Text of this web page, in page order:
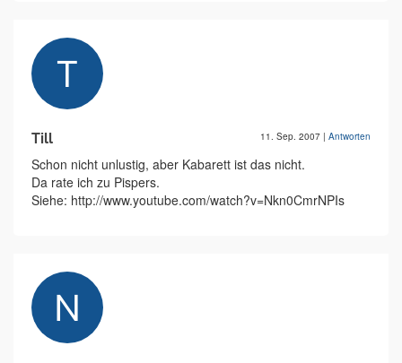
Till 11. Sep. 2007 | Antworten
Schon nicht unlustig, aber Kabarett ist das nicht.
Da rate ich zu Pispers.
Siehe: http://www.youtube.com/watch?v=Nkn0CmrNPIs